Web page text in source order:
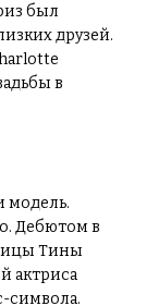
был
друзей.
в
модель.
Дебютом в
Тины
актриса
символа.